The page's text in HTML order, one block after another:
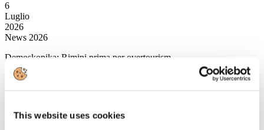
This website uses cookies
6
Luglio
2026
News 2026
Demoskopika: Rimini prima per overtourism
È Rimini a salire sul gradino più alto del podio nell’overtourism
concentrazioni urbane più elevate in assoluto.